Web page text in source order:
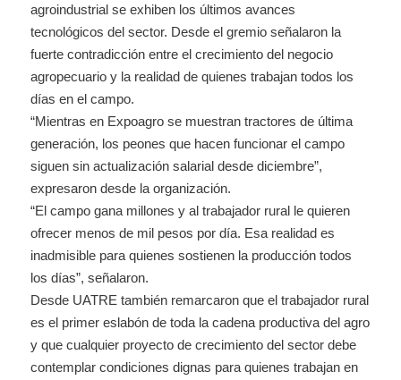
agroindustrial se exhiben los últimos avances
tecnológicos del sector. Desde el gremio señalaron la
fuerte contradicción entre el crecimiento del negocio
agropecuario y la realidad de quienes trabajan todos los
días en el campo.
“Mientras en Expoagro se muestran tractores de última
generación, los peones que hacen funcionar el campo
siguen sin actualización salarial desde diciembre”,
expresaron desde la organización.
“El campo gana millones y al trabajador rural le quieren
ofrecer menos de mil pesos por día. Esa realidad es
inadmisible para quienes sostienen la producción todos
los días”, señalaron.
Desde UATRE también remarcaron que el trabajador rural
es el primer eslabón de toda la cadena productiva del agro
y que cualquier proyecto de crecimiento del sector debe
contemplar condiciones dignas para quienes trabajan en